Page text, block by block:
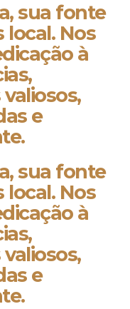
sua fonte
local. Nos
à
e
sua fonte
local. Nos
à
e